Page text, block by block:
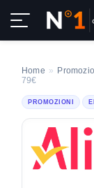
Home »
79€
PROMOZIONI